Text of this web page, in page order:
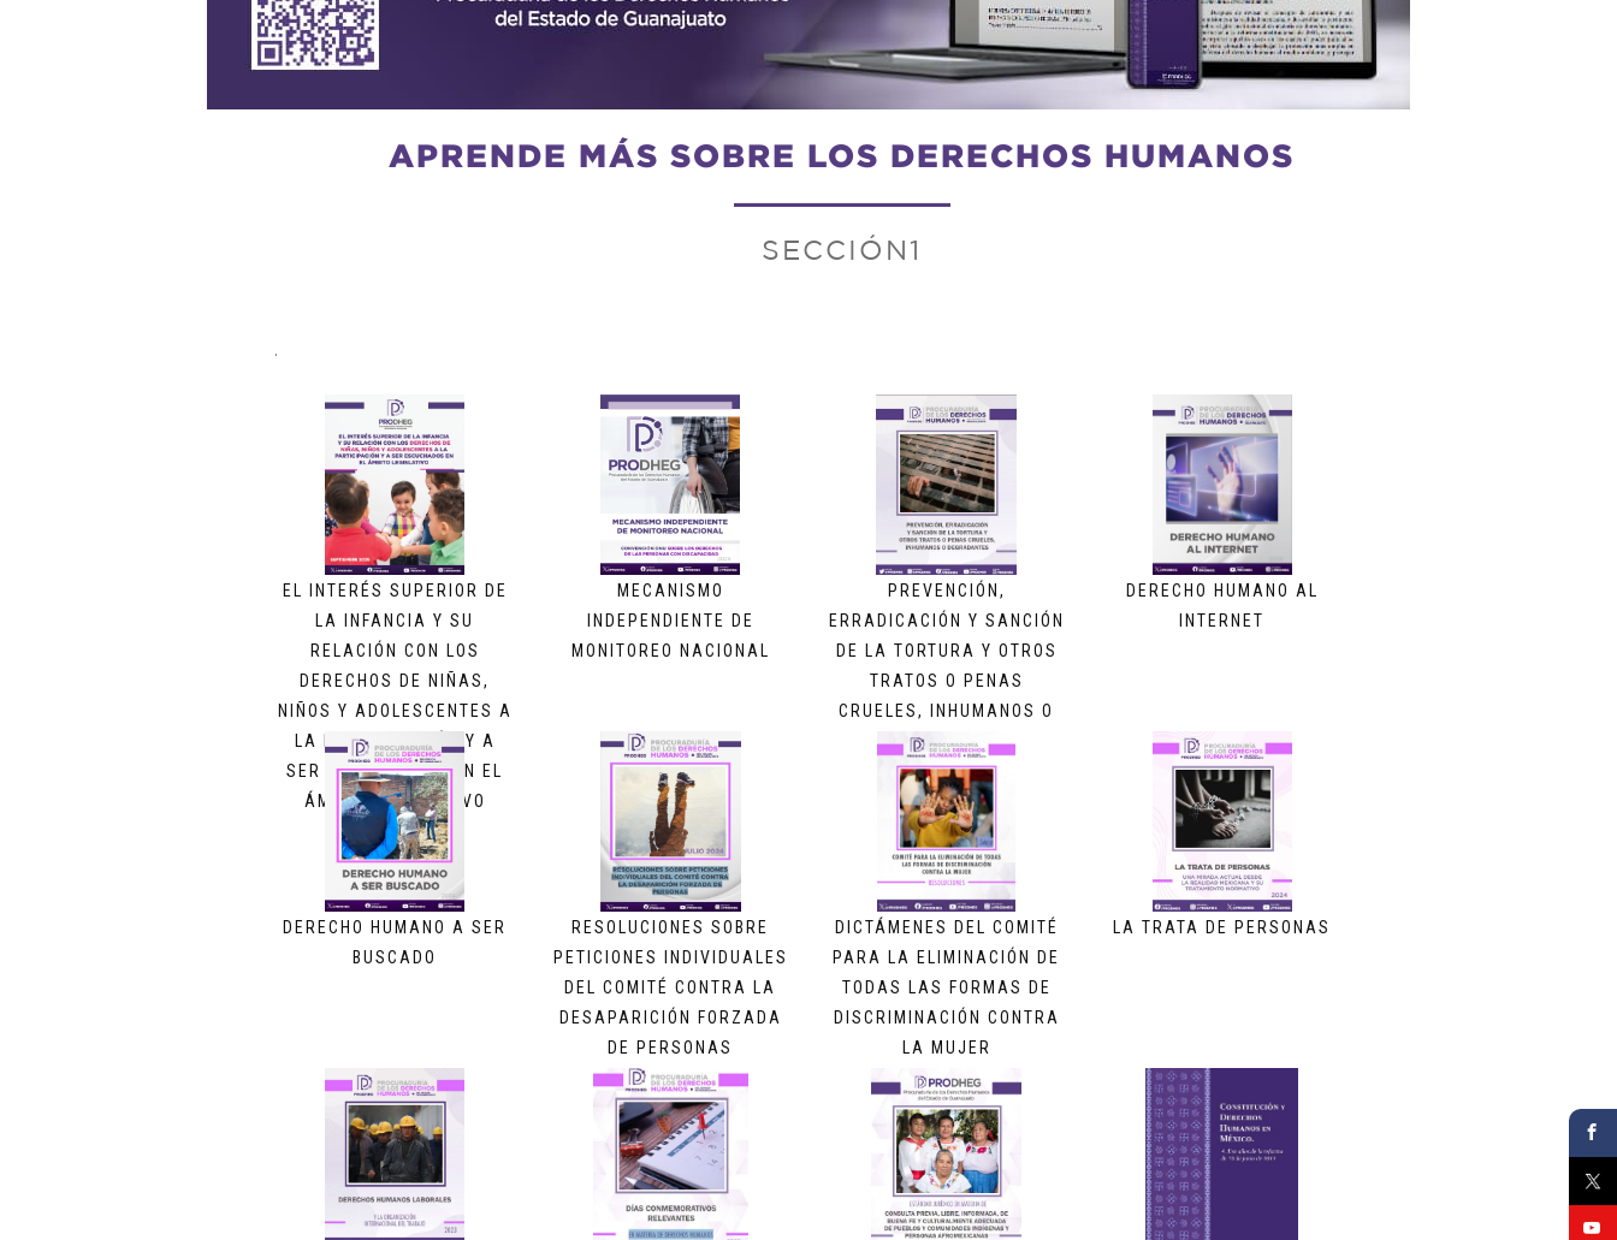
APRENDE MÁS SOBRE LOS DERECHOS HUMANOS
SECCIÓN1
.
EL INTERÉS SUPERIOR DE
LA INFANCIA Y SU
RELACIÓN CON LOS
DERECHOS DE NIÑAS,
NIÑOS Y ADOLESCENTES A
LA PARTICIPACIÓN Y A
SER ESCUCHADOS EN EL
ÁMBITO LIGISLATIVO
MECANISMO
INDEPENDIENTE DE
MONITOREO NACIONAL
PREVENCIÓN,
ERRADICACIÓN Y SANCIÓN
DE LA TORTURA Y OTROS
TRATOS O PENAS
CRUELES, INHUMANOS O
DEGRADANTES
DERECHO HUMANO AL
INTERNET
DERECHO HUMANO A SER
BUSCADO
RESOLUCIONES SOBRE
PETICIONES INDIVIDUALES
DEL COMITÉ CONTRA LA
DESAPARICIÓN FORZADA
DE PERSONAS
DICTÁMENES DEL COMITÉ
PARA LA ELIMINACIÓN DE
TODAS LAS FORMAS DE
DISCRIMINACIÓN CONTRA
LA MUJER
LA TRATA DE PERSONAS